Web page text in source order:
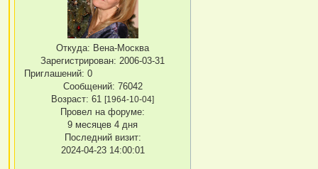
Откуда: Вена-Москва
Зарегистрирован: 2006-03-31
Приглашений: 0
Сообщений: 76042
Возраст: 61[1964-10-04]
Провел на форуме:
9 месяцев 4 дня
Последний визит:
2024-04-23 14:00:01